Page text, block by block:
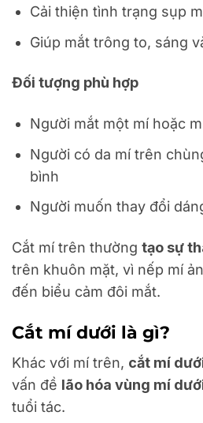
Cải thiện tình trạng sụp
Giúp mắt trông to, sáng
Đối tượng phù hợp
Người mắt một mí hoặc
Người có da mí trên
bình
Người muốn thay đổi
Cắt mí trên thường tạo sự
trên khuôn mặt, vì nếp mí
đến biểu cảm đôi mắt.
Cắt mí dưới là gì?
Khác với mí trên, cắt mí
vấn đề lão hóa vùng mí
tuổi tác.